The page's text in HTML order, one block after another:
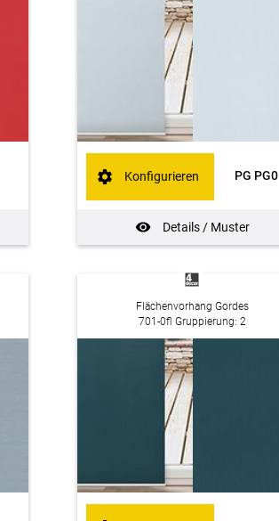
PG PG0
Details / Muster
Konfigurieren
Flächenvorhang Gordes
701-0fl Gruppierung: 2